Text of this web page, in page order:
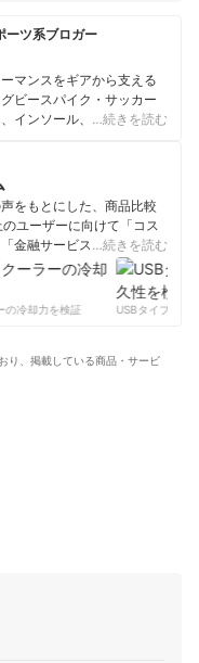
ーツ系ブロガー
マンスをギアから支える
ビースパイク・サッカー
インソール、シューレー
上を得意とする。月間60
blog」では、スパイクの
履き方・選び方を発信。
ジン」にて、表では書け
の配信や、個別の質問に
ビスを展開中。 ライブド
…続きを読む
をもとにした、商品比較
ユーザーに向けて「コス
金融サービス」まで、ベ
に、毎日コンテンツを制
ロフィール
…続きを読む
冷却力を検証
USBタイプCケー
り、掲載している商品・サービ